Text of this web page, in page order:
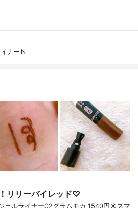
ナー N
リリーバイレッド♡
ェルライナー02グラムモカ 1540円☀️スマ